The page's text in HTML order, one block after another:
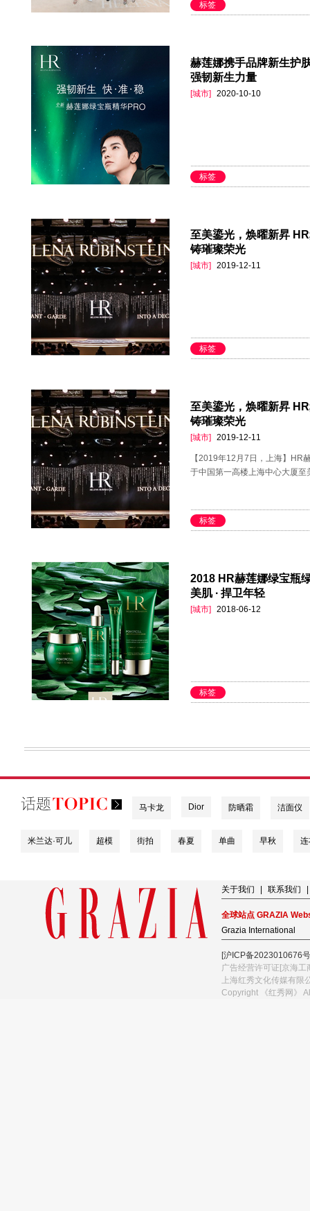
标签
赫莲娜携手品牌新生护
强韧新生力量
[城市] 2020-10-10
标签
至美鎏光，焕曜新昇
铸璀璨荣光
[城市] 2019-12-11
标签
至美鎏光，焕曜新昇
铸璀璨荣光
[城市] 2019-12-11
【2019年12月7日，上海】HR
于中国第一高楼上海中心大厦至
标签
2018 HR赫莲娜绿宝瓶
美肌 ∙ 捍卫年轻
[城市] 2018-06-12
标签
马卡龙 Dior 防晒霜 洁面仪
米兰达·可儿 超模 街拍 春夏 单曲 早秋
关于我们 联系我们
全球站点 GRAZIA
Grazia International
[沪ICP备2023010676
广告经营许可证[京海
上海红秀文化传媒有限
Copyright 《红秀网》